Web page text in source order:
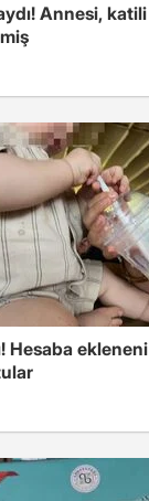
Annesi, katili
Hesaba ekleneni